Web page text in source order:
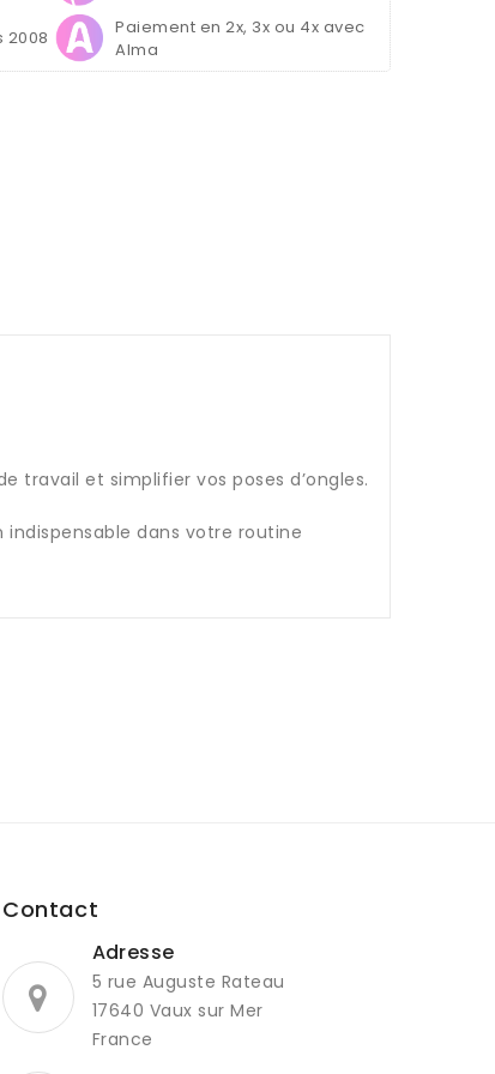
2008
Paiement en 2x, 3x ou 4x avec
Alma
travail et simplifier vos poses d’ongles.
dans votre routine
Contact
Adresse
5 rue Auguste Rateau
17640 Vaux sur Mer
France